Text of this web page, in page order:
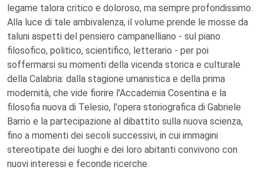
legame talora critico e doloroso, ma sempre profondissimo.
Alla luce di tale ambivalenza, il volume prende le mosse da
taluni aspetti del pensiero campanelliano - sul piano
filosofico, politico, scientifico, letterario - per poi
soffermarsi su momenti della vicenda storica e culturale
della Calabria: dalla stagione umanistica e della prima
modernità, che vide fiorire l'Accademia Cosentina e la
filosofia nuova di Telesio, l'opera storiografica di Gabriele
Barrio e la partecipazione al dibattito sulla nuova scienza,
fino a momenti dei secoli successivi, in cui immagini
stereotipate dei luoghi e dei loro abitanti convivono con
nuovi interessi e feconde ricerche.